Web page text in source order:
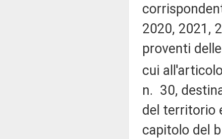
2020, 2021,
proventi
cui
n. 30,
del territorio
capitolo del